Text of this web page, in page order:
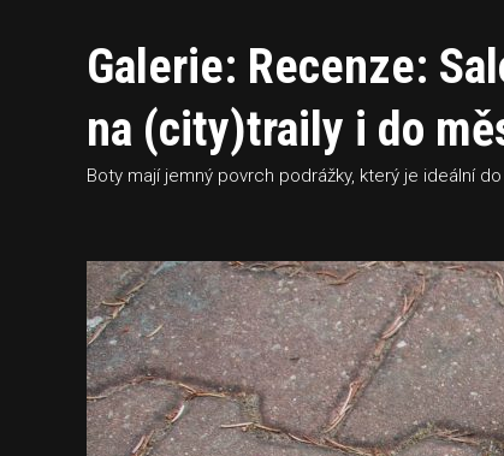
Galerie: Recenze:
na (city)traily i do
Boty mají jemný povrch podrážky, který je ideální